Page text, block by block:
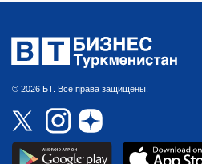
© 2026 БТ. Все права защищены.